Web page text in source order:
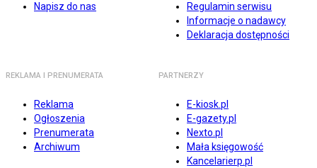
Napisz do nas
Regulamin serwisu
Informacje o nadawcy
Deklaracja dostępności
REKLAMA I PRENUMERATA
Reklama
Ogłoszenia
Prenumerata
Archiwum
PARTNERZY
E-kiosk.pl
E-gazety.pl
Nexto.pl
Mała księgowość
Kancelarierp.pl